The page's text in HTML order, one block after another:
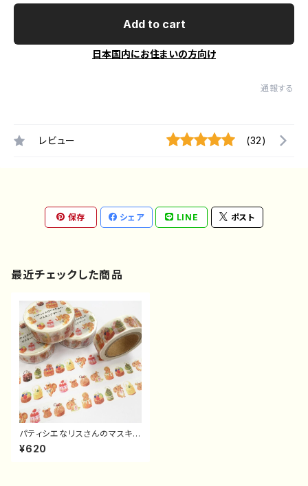
Add to cart
日本国内にお住まいの方向け
通報する
レビュー (32)
保存 シェア LINE ポスト
最近チェックした商品
パティシエなリスさんのマスキン
グテープ
¥620